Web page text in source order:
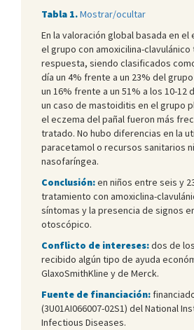
Tabla 1.Mostrar/ocultar
En la valoración global basada en
el grupo con amoxicilina-
respuesta, siendo clasificados
día un 4% frente a un 23% del
un 16% frente a un 51% a los 10-12
un caso de mastoiditis en el grupo
el eczema del pañal fueron más
tratado. No hubo diferencias en la
paracetamol o recursos sanitarios
nasofaríngea.
Conclusión:en niños entre seis y
tratamiento con amoxiclina-
síntomas y la presencia de signos
otoscópico.
Conflicto de intereses:dos de
recibido algún tipo de ayuda
GlaxoSmithKline y de Merck.
Fuente de financiación:
(3U01AI066007-02S1) del National
Infectious Diseases.